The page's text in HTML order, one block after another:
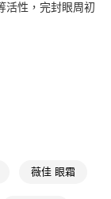
活性，完封眼周初
薇佳 眼霜